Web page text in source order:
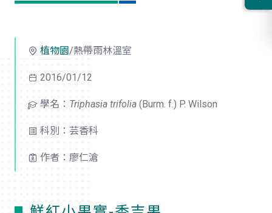
植物園/熱帶雨林溫室
2016/01/12
學名： Triphasia trifolia (Burm. f.) P. Wilson
科別：芸香科
作者：廖仁滄